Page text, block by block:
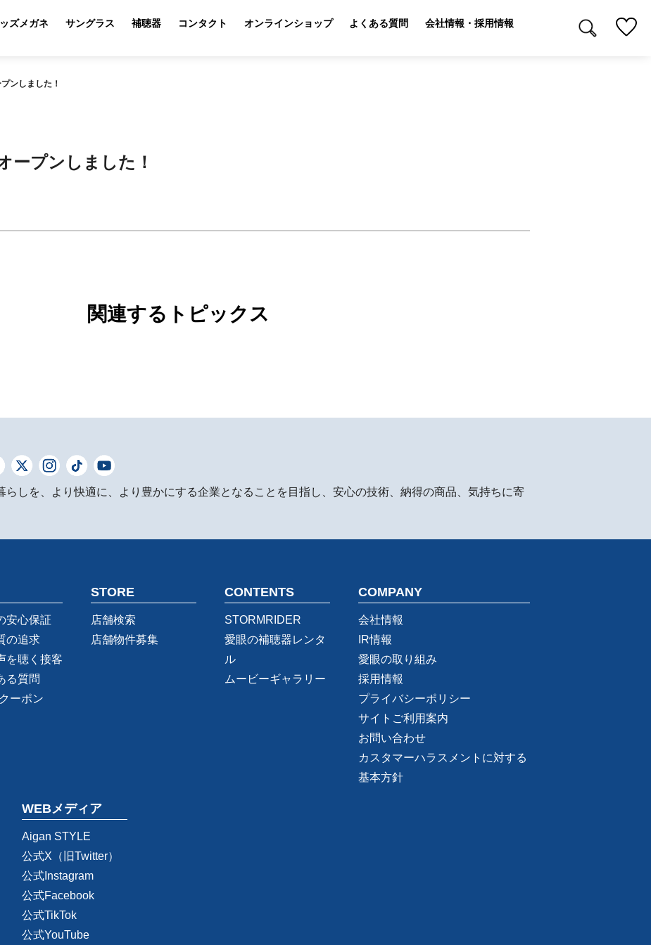
ズメガネ サングラス 補聴器 コンタクト オンラインショップ よくある質問 会社情報・採用情報
ンしました！
ープンしました！
関連するトピックス
らしを、より快適に、より豊かにする企業となることを目指し、安心の技術、納得の商品、気持ちに寄
安心保証
の追求
を聴く接客
る質問
ーポン
STORE
店舗検索
店舗物件募集
CONTENTS
STORMRIDER
愛眼の補聴器レンタ
ル
ムービーギャラリー
COMPANY
会社情報
IR情報
愛眼の取り組み
採用情報
プライバシーポリシー
サイトご利用案内
お問い合わせ
カスタマーハラスメントに対する
基本方針
WEBメディア
Aigan STYLE
公式X（旧Twitter）
公式Instagram
公式Facebook
公式TikTok
公式YouTube